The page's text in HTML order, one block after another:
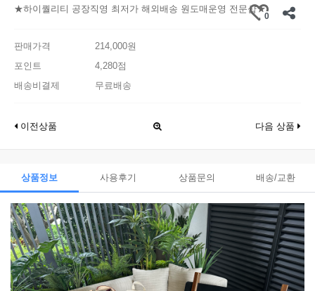
★하이퀄리티 공장직영 최저가 해외배송 원도매운영 전문샵★
0
판매가격
214,000원
포인트
4,280점
배송비결제
무료배송
이전상품 다음 상품
상품정보 사용후기 상품문의 배송/교환